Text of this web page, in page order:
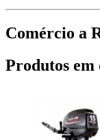
Comércio a
Produtos em